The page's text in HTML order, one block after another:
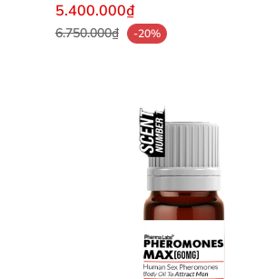
5.400.000₫
6.750.000₫ -20%